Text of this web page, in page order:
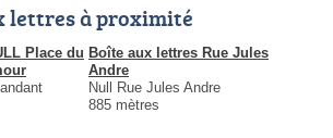
lettres à proximité
Place du Boîte aux lettres Rue Jules
Andre
Null Rue Jules Andre
885 mètres